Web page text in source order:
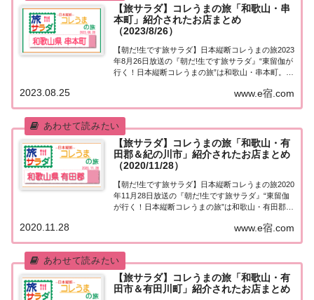
【旅サラダ】コレうまの旅「和歌山・串
本町」紹介されたお店まとめ
（2023/8/26）
【朝だ!生です旅サラダ】日本縦断コレうまの旅2023
年8月26日放送の『朝だ!生です旅サラダ』“東留伽が
行く！日本縦断コレうまの旅”は和歌山・串本町。紹
本町」「東留伽が行く！日本縦断コレうまの旅」東
留伽アナウンサーが美味しいもの探し♪...
www.e宿.com
2023.08.25
【旅サラダ】コレうまの旅「和歌山・有
田郡＆紀の川市」紹介されたお店まとめ
（2020/11/28）
【朝だ!生です旅サラダ】日本縦断コレうまの旅2020
年11月28日放送の『朝だ!生です旅サラダ』“東留伽
が行く！日本縦断コレうまの旅”は和歌山・有田郡＆
「和歌山・有田郡」「東留伽が行く！日本縦断コレ
うまの旅」東留伽アナウンサーが美味し...
www.e宿.com
2020.11.28
【旅サラダ】コレうまの旅「和歌山・有
田市＆有田川町」紹介されたお店まとめ